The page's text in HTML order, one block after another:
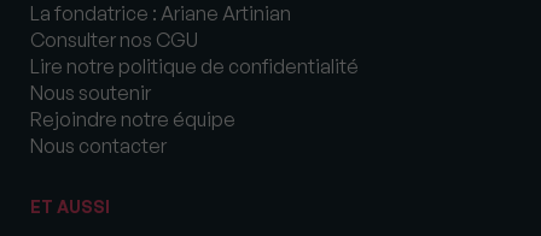
La fondatrice : Ariane Artinian
Consulter nos CGU
Lire notre politique de confidentialité
Nous soutenir
Rejoindre notre équipe
Nous contacter
ET AUSSI